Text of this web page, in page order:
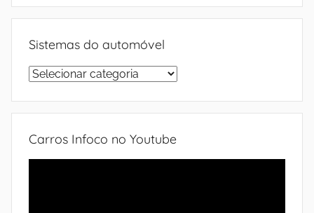
Sistemas do automóvel
Sistemas
automóvel
Carros Infoco no Youtube